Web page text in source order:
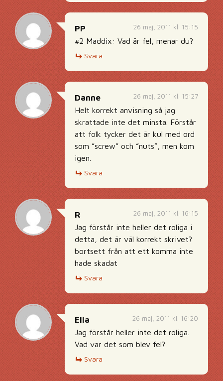
26 maj, 2011 kl. 15:15
PP
#2 Maddix: Vad är fel, menar du?
Svara
26 maj, 2011 kl. 15:27
Danne
Helt korrekt anvisning så jag
skrattade inte det minsta. Förstår
att folk tycker det är kul med ord
som ”screw” och ”nuts”, men kom
igen.
Svara
26 maj, 2011 kl. 16:15
R
Jag förstår inte heller det roliga i
detta, det är väl korrekt skrivet?
bortsett från att ett komma inte
hade skadat
Svara
26 maj, 2011 kl. 16:20
Ella
Jag förstår heller inte det roliga.
Vad var det som blev fel?
Svara